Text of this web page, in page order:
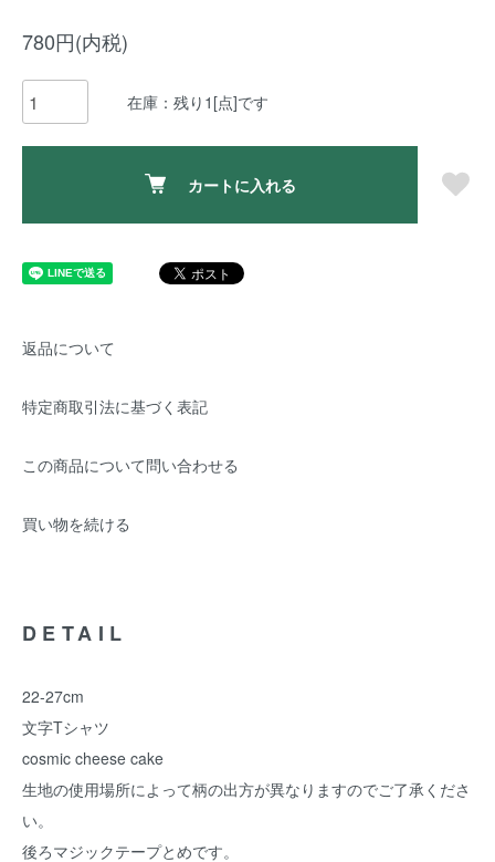
780円(内税)
在庫：残り1[点]です
カートに入れる
返品について
特定商取引法に基づく表記
この商品について問い合わせる
買い物を続ける
DETAIL
22-27cm
文字Tシャツ
cosmic cheese cake
生地の使用場所によって柄の出方が異なりますのでご了承くださ
い。
後ろマジックテープとめです。